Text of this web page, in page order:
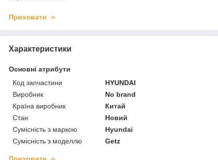
Приховати
Характеристики
Основні атрибути
Код запчастини
HYUNDAI
Виробник
No brand
Країна виробник
Китай
Стан
Новий
Сумісність з маркою
Hyundai
Сумісність з моделлю
Getz
Приховати